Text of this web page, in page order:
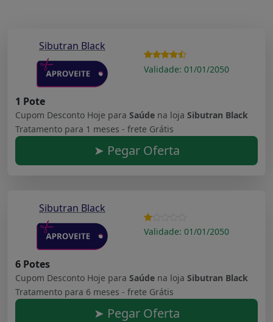
Sibutran Black
Validade: 01/01/2050
1 Pote
Cupom Desconto Hoje para Saúde na loja Sibutran Black
Tratamento para 1 meses - frete Grátis
➤ Pegar Oferta
Sibutran Black
Validade: 01/01/2050
6 Potes
Cupom Desconto Hoje para Saúde na loja Sibutran Black
Tratamento para 6 meses - frete Grátis
➤ Pegar Oferta